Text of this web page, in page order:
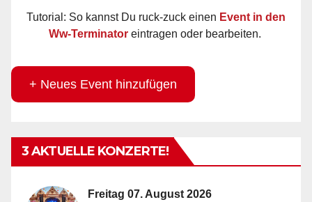
Tutorial: So kannst Du ruck-zuck einen Event in den
Ww-Terminator eintragen oder bearbeiten.
+ Neues Event hinzufügen
3 AKTUELLE KONZERTE!
Freitag 07. August 2026